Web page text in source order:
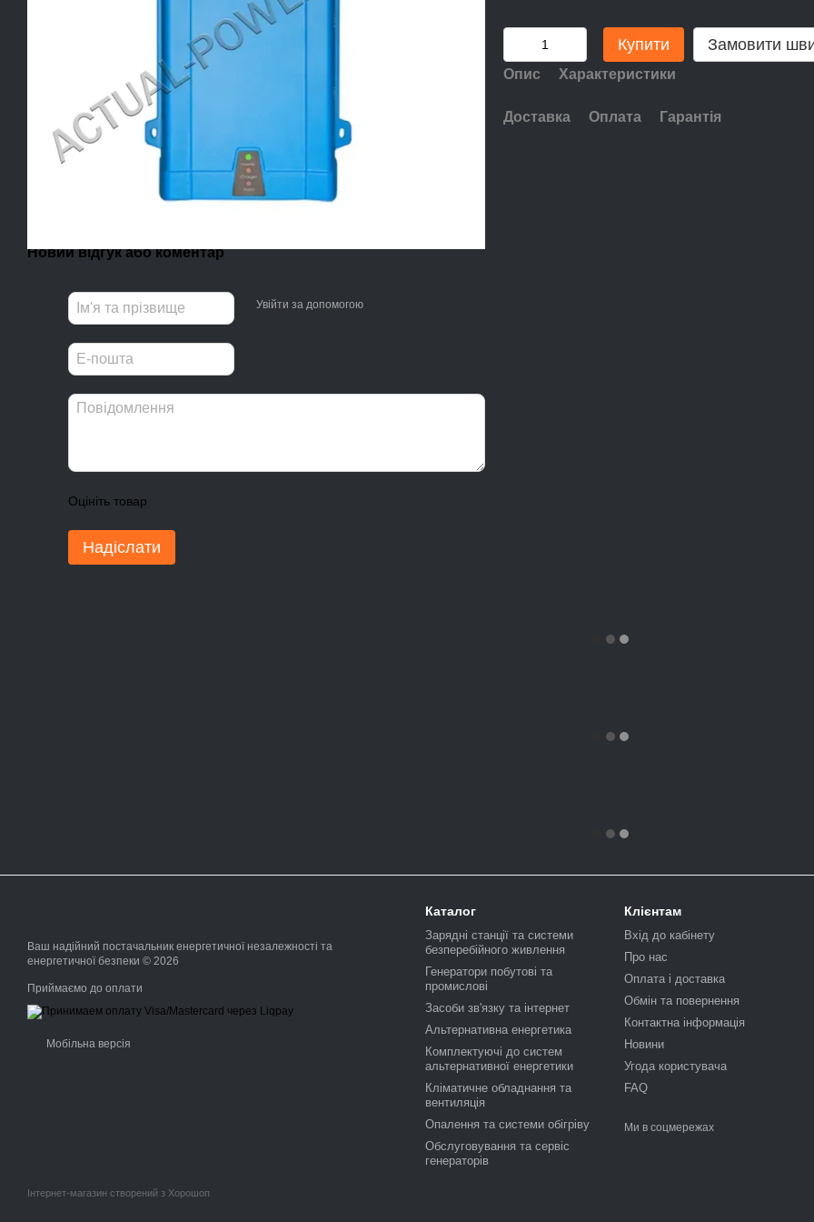
Новий відгук або коментар
Увійти за допомогою
Оцініть товар
Надіслати
Купити Замовити
Опис Характеристики
Доставка Оплата Гарантія
Ваш надійний постачальник енергетичної незалежності та
енергетичної безпеки © 2026
Приймаємо до оплати
Мобільна версія
Інтернет-магазин створений з Хорошоп
Каталог
Зарядні станції та системи
безперебійного живлення
Генератори побутові та
промислові
Засоби зв'язку та інтернет
Альтернативна енергетика
Комплектуючі до систем
альтернативної енергетики
Кліматичне обладнання та
вентиляція
Опалення та системи обігріву
Обслуговування та сервіс
генераторів
Клієнтам
Вхід до кабінету
Про нас
Оплата і доставка
Обмін та повернення
Контактна інформація
Новини
Угода користувача
FAQ
Ми в соцмережах